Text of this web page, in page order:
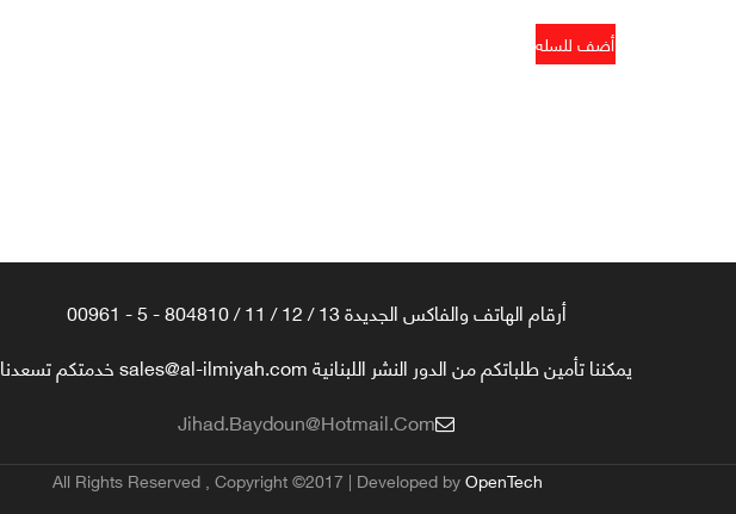
أرقام الهاتف والفاكس الجديدة 13 / 12 / 11 / 804810 - 5 - 00961
يمكننا تأمين طلباتكم من الدور النشر اللبنانية sales@al-ilmiyah.com خدمتكم تسعدنا
Jihad.baydoun@hotmail.com
All Rights Reserved , Copyright ©2017 | Developed byOpenTech